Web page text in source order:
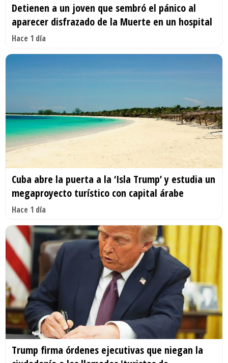
Detienen a un joven que sembró el pánico al
aparecer disfrazado de la Muerte en un hospital
Hace 1 día
Cuba abre la puerta a la ‘Isla Trump’ y estudia un
megaproyecto turístico con capital árabe
Hace 1 día
Trump firma órdenes ejecutivas que niegan la